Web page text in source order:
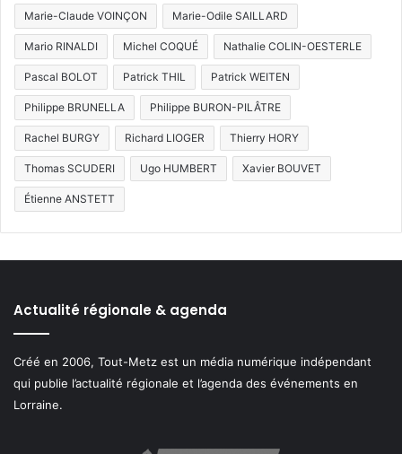
Marie-Claude VOINÇON Marie-Odile SAILLARD
Mario RINALDI Michel COQUÉ Nathalie COLIN-OESTERLE
Pascal BOLOT Patrick THIL Patrick WEITEN
Philippe BRUNELLA Philippe BURON-PILÂTRE
Rachel BURGY Richard LIOGER Thierry HORY
Thomas SCUDERI Ugo HUMBERT Xavier BOUVET
Étienne ANSTETT
Actualité régionale & agenda
Créé en 2006, Tout-Metz est un média numérique indépendant
qui publie l’actualité régionale et l’agenda des événements en
Lorraine.